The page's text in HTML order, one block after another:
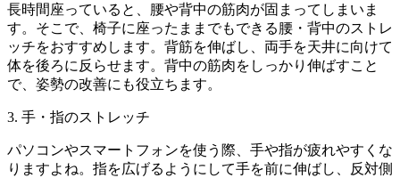
長時間座っていると、腰や背中の筋肉が固まってしまいま
す。そこで、椅子に座ったままでもできる腰・背中のストレ
ッチをおすすめします。背筋を伸ばし、両手を天井に向けて
体を後ろに反らせます。背中の筋肉をしっかり伸ばすこと
で、姿勢の改善にも役立ちます。
3. 手・指のストレッチ
パソコンやスマートフォンを使う際、手や指が疲れやすくな
りますよね。指を広げるようにして手を前に伸ばし、反対側